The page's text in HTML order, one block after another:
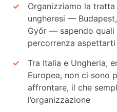
Organizziamo la
ungheresi —
Győr — sapendo
percorrenza aspettarti
Tra Italia e Ungheria,
Europea, non ci sono
affrontare, il che
l’organizzazione